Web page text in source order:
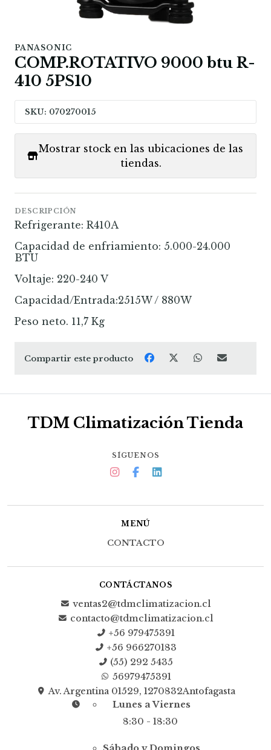
PANASONIC
COMP.ROTATIVO 9000 btu R-
410 5PS10
SKU: 070270015
Mostrar stock en las ubicaciones de las
tiendas.
DESCRIPCIÓN
Refrigerante: R410A
Capacidad de enfriamiento: 5.000-24.000
BTU
Voltaje: 220-240 V
Capacidad/Entrada:2515W / 880W
Peso neto. 11,7 Kg
Compartir este producto
TDM Climatización Tienda
SÍGUENOS
MENÚ
CONTACTO
CONTÁCTANOS
ventas2@tdmclimatizacion.cl
contacto@tdmclimatizacion.cl
+56 979475391
+56 966270183
(55) 292 5435
56979475391
Av. Argentina 01529, 1270832Antofagasta
Lunes a Viernes
8:30 - 18:30